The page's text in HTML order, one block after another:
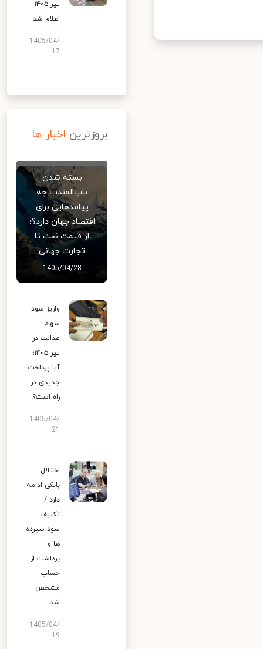
تیر ۱۴۰۵
اعلام شد
1405/04/
17
بروزترین اخبار ها
بسته شدن
باب‌المندب چه
پیامدهایی برای
اقتصاد جهان دارد؟؛
از قیمت نفت تا
تجارت جهانی
1405/04/28
واریز سود
سهام
عدالت در
تیر ۱۴۰۵؛
آیا پرداخت
جدیدی در
راه است؟
1405/04/
اختلال
بانکی ادامه
دارد /
تکلیف
سود سپرده
ها و
برداشت از
حساب
مشخص
شد
1405/04/
19